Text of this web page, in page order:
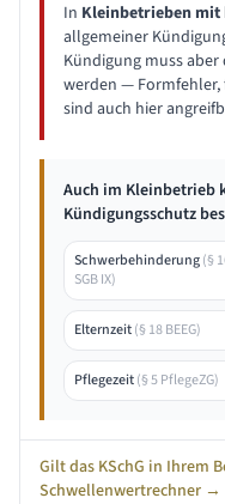
In Kleinbetrieben mit
allgemeiner
Kündigung muss
werden — Formfehler,
sind auch hier
Auch im Kleinbetrieb
Kündigungsschutz
Schwerbehinderung(§
SGB IX)
Elternzeit(§ 18 BEEG)
Pflegezeit(§ 5 PflegeZG)
Gilt das KSchG in Ihrem
Schwellenwertrechner →